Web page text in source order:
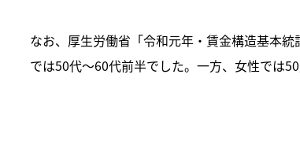
なお、厚生労働省「令和元年・賃金構造基本
では50代～60代前半でした。一方、女性では